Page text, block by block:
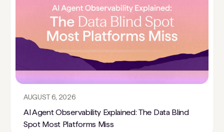
AUGUST 6, 2026
AI Agent Observability Explained: The Data Blind
Spot Most Platforms Miss